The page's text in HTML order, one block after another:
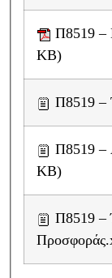
KB)
KB)